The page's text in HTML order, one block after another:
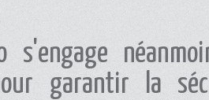
s'engage
garantir la